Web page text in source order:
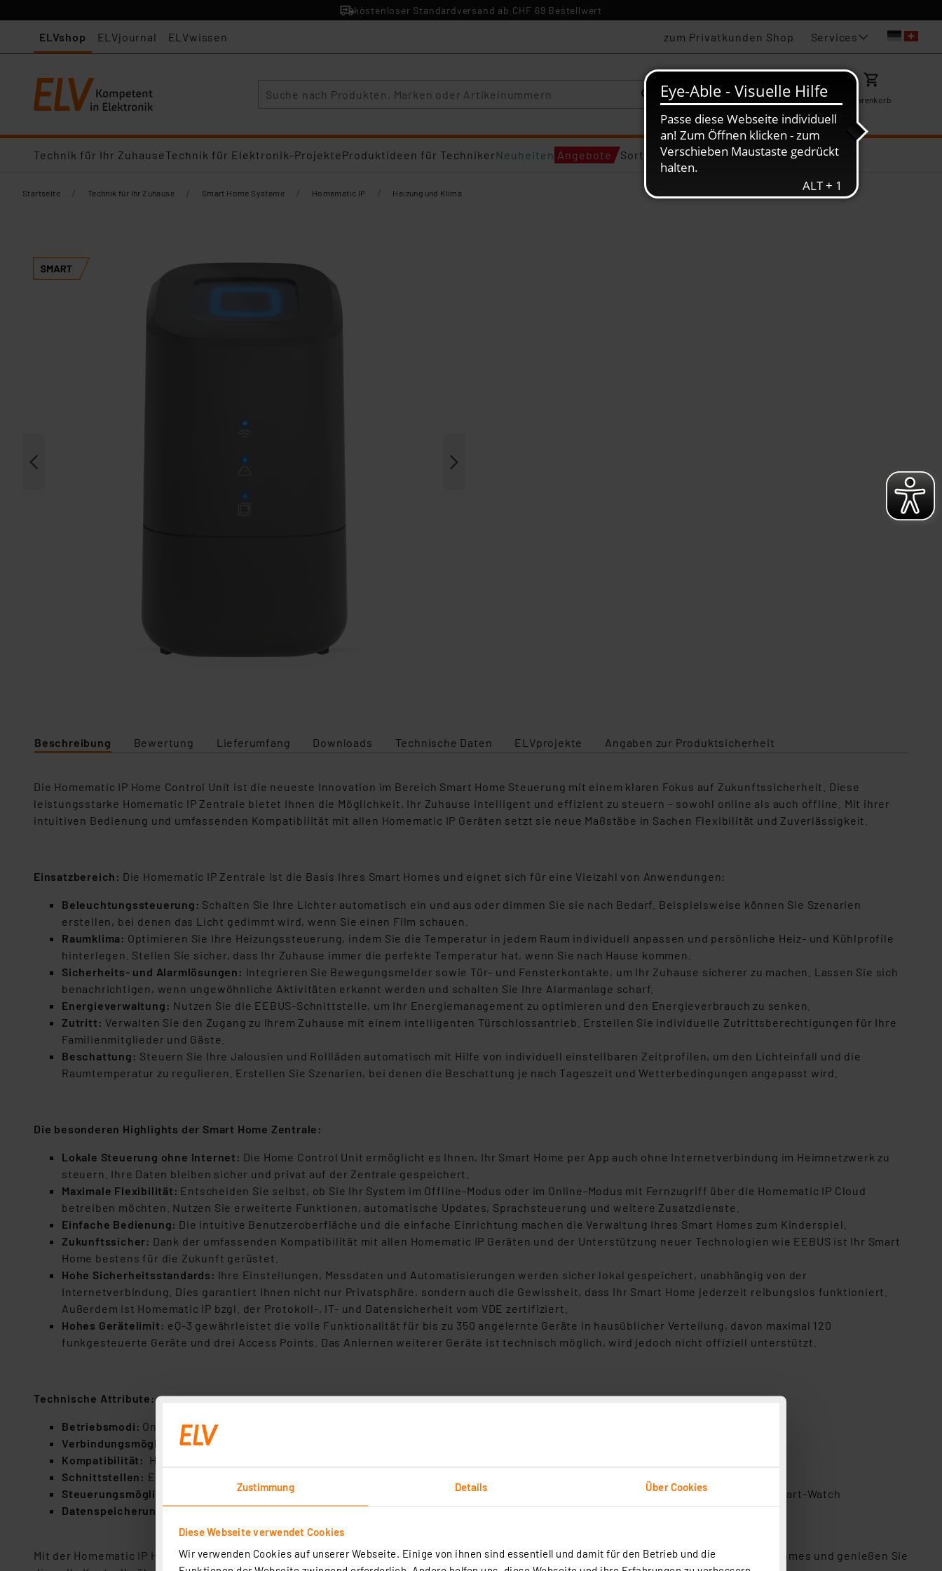
Zustimmung Details Über Cookies
Diese Webseite verwendet Cookies
Wir verwenden Cookies auf unserer Webseite. Einige von ihnen sind essentiell und damit für den Betrieb und die
kostenloser Standardversand ab CHF 69 Bestellwert
ELVshop ELVjournal ELVwissen zum Privatkunden Shop Services
KarriereMein ELV Merkzettel Warenkorb
Technik für Ihr ZuhauseTechnik für Elektronik-ProjekteProduktideen für TechnikerNeuheiten Angebote Sortiments-Deals
Startseite / Technik für Ihr Zuhause / Smart Home Systeme / Homematic IP / Heizung und Klima
Beschreibung Bewertung Lieferumfang Downloads Technische Daten ELVprojekte Angaben zur Produktsicherheit
Die Homematic IP Home Control Unit ist die neueste Innovation im Bereich Smart Home Steuerung mit einem klaren Fokus auf Zukunftssicherheit. Diese
leistungsstarke Homematic IP Zentrale bietet Ihnen die Möglichkeit, Ihr Zuhause intelligent und effizient zu steuern – sowohl online als auch offline. Mit ihrer
intuitiven Bedienung und umfassenden Kompatibilität mit allen Homematic IP Geräten setzt sie neue Maßstäbe in Sachen Flexibilität und Zuverlässigkeit.
Einsatzbereich: Die Homematic IP Zentrale ist die Basis Ihres Smart Homes und eignet sich für eine Vielzahl von Anwendungen:
Beleuchtungssteuerung: Schalten Sie Ihre Lichter automatisch ein und aus oder dimmen Sie sie nach Bedarf. Beispielsweise können Sie Szenarien
erstellen, bei denen das Licht gedimmt wird, wenn Sie einen Film schauen.
Raumklima: Optimieren Sie Ihre Heizungssteuerung, indem Sie die Temperatur in jedem Raum individuell anpassen und persönliche Heiz- und Kühlprofile
hinterlegen. Stellen Sie sicher, dass Ihr Zuhause immer die perfekte Temperatur hat, wenn Sie nach Hause kommen.
Sicherheits- und Alarmlösungen: Integrieren Sie Bewegungsmelder sowie Tür- und Fensterkontakte, um Ihr Zuhause sicherer zu machen. Lassen Sie sich
benachrichtigen, wenn ungewöhnliche Aktivitäten erkannt werden und schalten Sie Ihre Alarmanlage scharf.
Energieverwaltung: Nutzen Sie die EEBUS-Schnittstelle, um Ihr Energiemanagement zu optimieren und den Energieverbrauch zu senken.
Zutritt: Verwalten Sie den Zugang zu Ihrem Zuhause mit einem intelligenten Türschlossantrieb. Erstellen Sie individuelle Zutrittsberechtigungen für Ihre
Familienmitglieder und Gäste.
Beschattung: Steuern Sie Ihre Jalousien und Rollläden automatisch mit Hilfe von individuell einstellbaren Zeitprofilen, um den Lichteinfall und die
Raumtemperatur zu regulieren. Erstellen Sie Szenarien, bei denen die Beschattung je nach Tageszeit und Wetterbedingungen angepasst wird.
Die besonderen Highlights der Smart Home Zentrale:
Lokale Steuerung ohne Internet: Die Home Control Unit ermöglicht es Ihnen, Ihr Smart Home per App auch ohne Internetverbindung im Heimnetzwerk zu
steuern. Ihre Daten bleiben sicher und privat auf der Zentrale gespeichert.
Maximale Flexibilität: Entscheiden Sie selbst, ob Sie Ihr System im Offline-Modus oder im Online-Modus mit Fernzugriff über die Homematic IP Cloud
betreiben möchten. Nutzen Sie erweiterte Funktionen, automatische Updates, Sprachsteuerung und weitere Zusatzdienste.
Einfache Bedienung: Die intuitive Benutzeroberfläche und die einfache Einrichtung machen die Verwaltung Ihres Smart Homes zum Kinderspiel.
Zukunftssicher: Dank der umfassenden Kompatibilität mit allen Homematic IP Geräten und der Unterstützung neuer Technologien wie EEBUS ist Ihr Smart
Home bestens für die Zukunft gerüstet.
Hohe Sicherheitsstandards: Ihre Einstellungen, Messdaten und Automatisierungen werden sicher lokal gespeichert, unabhängig von der
Internetverbindung. Dies garantiert Ihnen nicht nur Privatsphäre, sondern auch die Gewissheit, dass Ihr Smart Home jederzeit reibungslos funktioniert.
Außerdem ist Homematic IP bzgl. der Protokoll-, IT- und Datensicherheit vom VDE zertifiziert.
Hohes Gerätelimit: eQ-3 gewährleistet die volle Funktionalität für bis zu 350 angelernte Geräte in hausüblicher Verteilung, davon maximal 120
funkgesteuerte Geräte und drei Access Points. Das Anlernen weiterer Geräte ist technisch möglich, wird jedoch nicht offiziell unterstützt.
Technische Attribute:
Betriebsmodi: Online und Offline mit optionalem (kostenfreien) Fernzugriff (nur im Online Modus)
Verbindungsmöglichkeiten:
Kompatibilität: Homematic IP Geräte, Homematic IP Wired*, Homematic Geräte**, Philips Hue Leuchten***
Schnittstellen: EEBUS für fortschrittliches Energiemanagement
Steuerungsmöglichkeiten:
Smartphone, Sprachbefehl, Homematic-IP Funksender, Homematic IP Sensoren und zukünftig auch per Smart-Watch
Datenspeicherung:Lokale Speicherung von Daten und Einstellungen
Mit der Homematic IP Home Control Unit machen Sie Ihr Zuhause smarter, sicherer und effizienter. Entdecken Sie die Zukunft des Smart Homes und genießen Sie